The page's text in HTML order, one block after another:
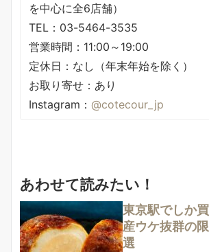
を中心に全6店舗）
TEL：03-5464-3535
営業時間：11:00～19:00
定休日：なし（年末年始を除く）
お取り寄せ：あり
Instagram： @cotecour_jp
あわせて読みたい！
東京駅でしか
産ウケ抜群の
選